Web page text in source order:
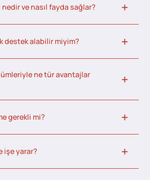
ve nasıl fayda sağlar?
destek alabilir miyim?
ne tür avantajlar
gerekli mi?
işe yarar?